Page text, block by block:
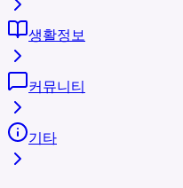
생활정보
커뮤니티
기타